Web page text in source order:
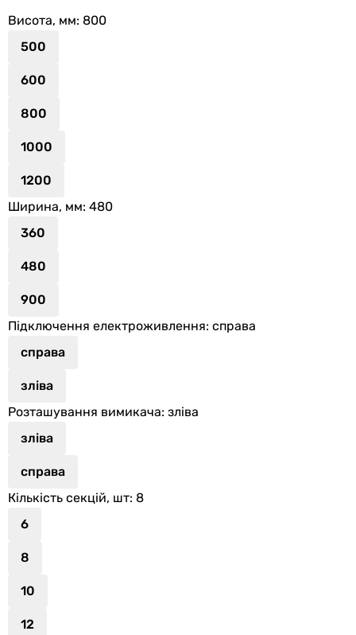
Висота, мм: 800
500
600
800
1000
1200
Ширина, мм: 480
360
480
900
Підключення електроживлення: справа
справа
зліва
Розташування вимикача: зліва
зліва
справа
Кількість секцій, шт: 8
6
8
10
12